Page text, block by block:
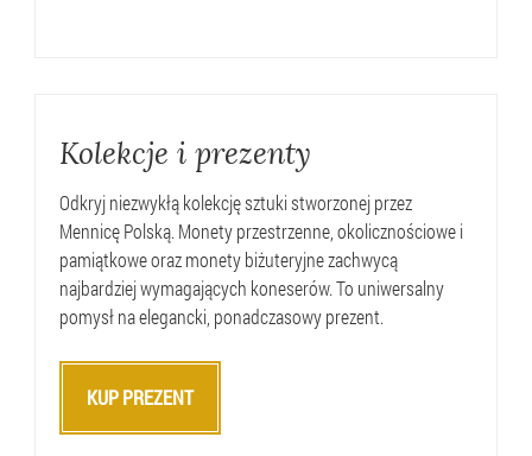
Kolekcje i prezenty
Odkryj niezwykłą kolekcję sztuki stworzonej przez
Mennicę Polską. Monety przestrzenne, okolicznościowe i
pamiątkowe oraz monety biżuteryjne zachwycą
najbardziej wymagających koneserów. To uniwersalny
pomysł na elegancki, ponadczasowy prezent.
KUP PREZENT